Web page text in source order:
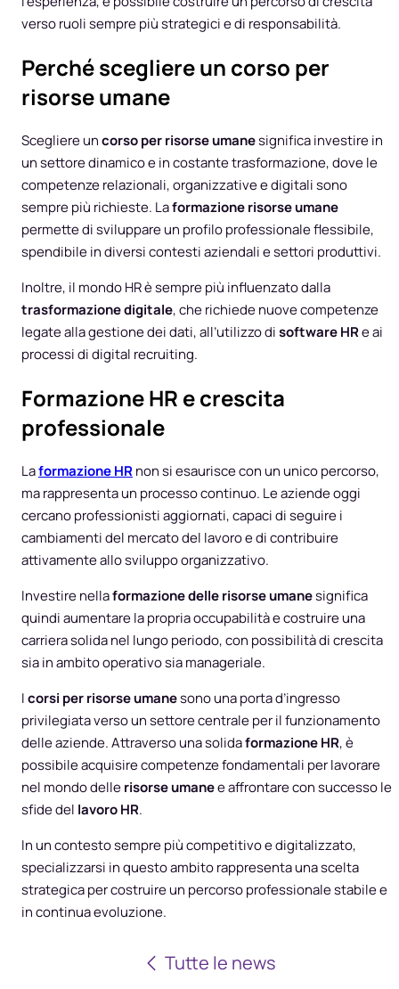
verso ruoli sempre più strategici e di responsabilità.
Perché scegliere un corso per
risorse umane
Scegliere uncorso per risorse umanesignifica investire in
un settore dinamico e in costante trasformazione, dove le
competenze relazionali, organizzative e digitali sono
sempre più richieste. Laformazione risorse umane
permette di sviluppare un profilo professionale flessibile,
spendibile in diversi contesti aziendali e settori produttivi.
Inoltre, il mondo HR è sempre più influenzato dalla
trasformazione digitale, che richiede nuove competenze
legate alla gestione dei dati, all’utilizzo disoftware HRe ai
processi di digital recruiting.
Formazione HR e crescita
professionale
Laformazione HRnon si esaurisce con un unico percorso,
ma rappresenta un processo continuo. Le aziende oggi
cercano professionisti aggiornati, capaci di seguire i
cambiamenti del mercato del lavoro e di contribuire
attivamente allo sviluppo organizzativo.
Investire nellaformazione delle risorse umanesignifica
quindi aumentare la propria occupabilità e costruire una
carriera solida nel lungo periodo, con possibilità di crescita
sia in ambito operativo sia manageriale.
Icorsi per risorse umanesono una porta d’ingresso
privilegiata verso un settore centrale per il funzionamento
delle aziende. Attraverso una solidaformazione HR, è
possibile acquisire competenze fondamentali per lavorare
nel mondo dellerisorse umanee affrontare con successo le
sfide del lavoro HR.
In un contesto sempre più competitivo e digitalizzato,
specializzarsi in questo ambito rappresenta una scelta
strategica per costruire un percorso professionale stabile e
in continua evoluzione.
Tutte le news